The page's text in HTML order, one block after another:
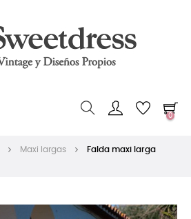
0
Maxi largas
Falda maxi larga